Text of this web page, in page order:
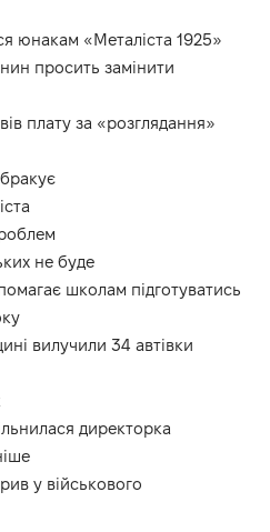
юнакам «Металіста 1925»
просить замінити
плату за «розглядання»
не буде
школам підготуватись
вилучили 34 автівки
директорка
у військового